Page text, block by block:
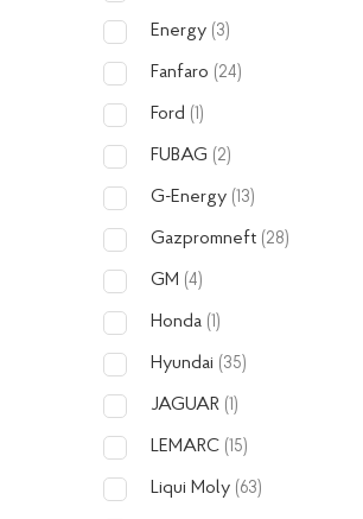
Energy (3)
Fanfaro (24)
Ford (1)
FUBAG (2)
G-Energy (13)
Gazpromneft (28)
GM (4)
Honda (1)
Hyundai (35)
JAGUAR (1)
LEMARC (15)
Liqui Moly (63)